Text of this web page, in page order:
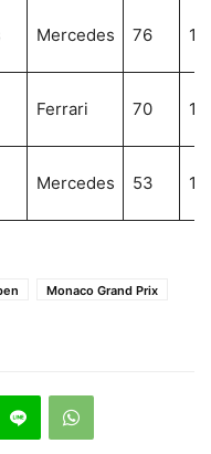
Mercedes 76
Ferrari 70
Mercedes 53
Monaco Grand Prix